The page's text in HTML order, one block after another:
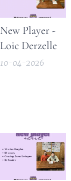
New Player -
Loic Derzelle
10-04-2026